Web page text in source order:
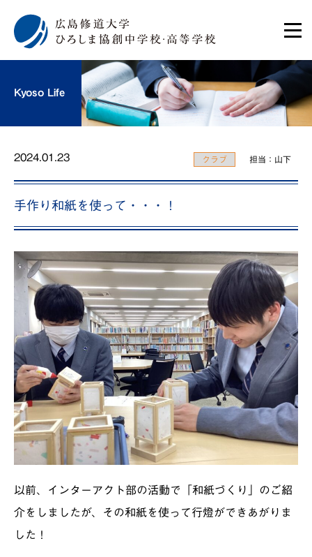
Kyoso Life
2024.01.23 クラブ 担当：山下
手作り和紙を使って・・・！
以前、インターアクト部の活動で「和紙づくり」のご紹
介をしましたが、その和紙を使って行燈ができあがりま
した！